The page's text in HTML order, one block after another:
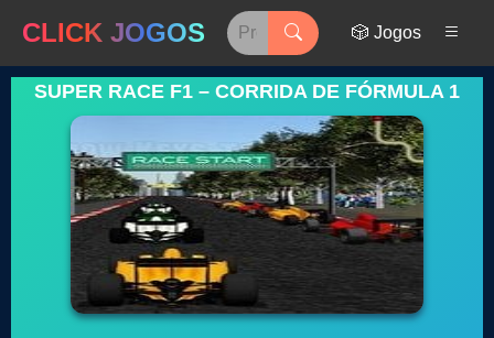
CLICK JOGOS 🎲 Jogos
SUPER RACE F1 – CORRIDA DE FÓRMULA 1